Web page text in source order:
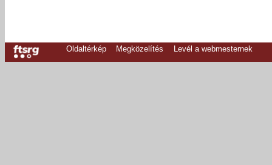
Oldaltérkép Megközelítés Levél a webmesternek